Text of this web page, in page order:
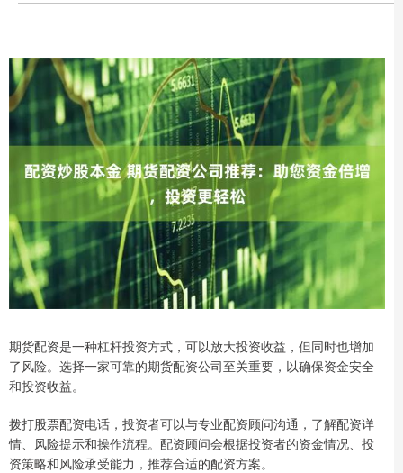
期货配资是一种杠杆投资方式，可以放大投资收益，但同时也增加
了风险。选择一家可靠的期货配资公司至关重要，以确保资金安全
和投资收益。
拨打股票配资电话，投资者可以与专业配资顾问沟通，了解配资详
情、风险提示和操作流程。配资顾问会根据投资者的资金情况、投
资策略和风险承受能力，推荐合适的配资方案。